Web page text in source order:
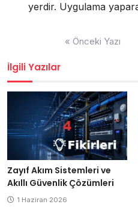
yerdir. Uygulama
« Önceki Yazı
İlgili Yazılar
Zayıf Akım Sistemleri ve
Akıllı Güvenlik Çözümleri
1 Haziran 2026